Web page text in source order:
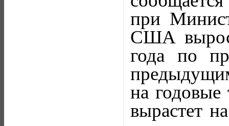
при
США
года по
на годовые
вырастет